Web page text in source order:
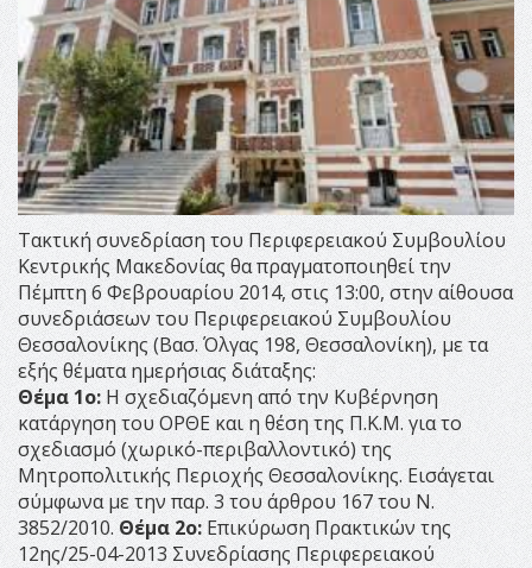
Τακτική συνεδρίαση του Περιφερειακού Συμβουλίου
Κεντρικής Μακεδονίας θα πραγματοποιηθεί την
Πέμπτη 6 Φεβρουαρίου 2014, στις 13:00, στην αίθουσα
συνεδριάσεων του Περιφερειακού Συμβουλίου
Θεσσαλονίκης (Βασ. Όλγας 198, Θεσσαλονίκη), με τα
εξής θέματα ημερήσιας διάταξης:
Θέμα 1ο: Η σχεδιαζόμενη από την Κυβέρνηση
κατάργηση του ΟΡΘΕ και η θέση της Π.Κ.Μ. για το
σχεδιασμό (χωρικό-περιβαλλοντικό) της
Μητροπολιτικής Περιοχής Θεσσαλονίκης. Εισάγεται
σύμφωνα με την παρ. 3 του άρθρου 167 του Ν.
3852/2010. Θέμα 2ο: Επικύρωση Πρακτικών της
12ης/25-04-2013 Συνεδρίασης Περιφερειακού